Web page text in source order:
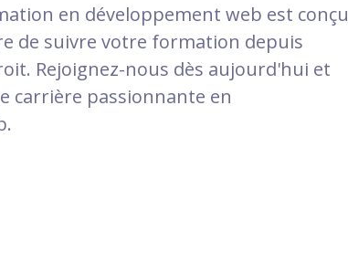
en développement web est conçu
de suivre votre formation depuis
Rejoignez-nous dès aujourd'hui et
carrière passionnante en